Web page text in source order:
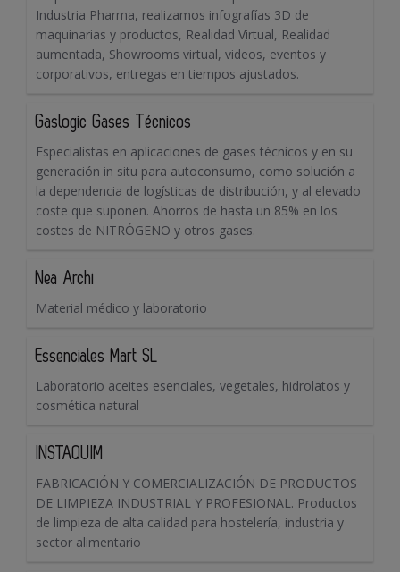
Industria Pharma, realizamos infografías 3D de
maquinarias y productos, Realidad Virtual, Realidad
aumentada, Showrooms virtual, videos, eventos y
corporativos, entregas en tiempos ajustados.
Gaslogic Gases Técnicos
Especialistas en aplicaciones de gases técnicos y en su
generación in situ para autoconsumo, como solución a
la dependencia de logísticas de distribución, y al elevado
coste que suponen. Ahorros de hasta un 85% en los
costes de NITRÓGENO y otros gases.
Nea Archi
Material médico y laboratorio
Essenciales Mart SL
Laboratorio aceites esenciales, vegetales, hidrolatos y
cosmética natural
INSTAQUIM
FABRICACIÓN Y COMERCIALIZACIÓN DE PRODUCTOS
DE LIMPIEZA INDUSTRIAL Y PROFESIONAL. Productos
de limpieza de alta calidad para hostelería, industria y
sector alimentario